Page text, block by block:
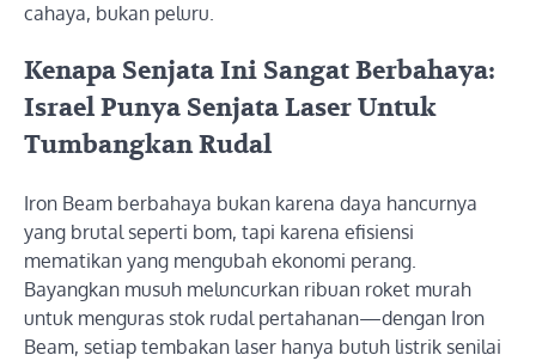
cahaya, bukan peluru.
Kenapa Senjata Ini Sangat Berbahaya:
Israel Punya Senjata Laser Untuk
Tumbangkan Rudal
Iron Beam berbahaya bukan karena daya hancurnya
yang brutal seperti bom, tapi karena efisiensi
mematikan yang mengubah ekonomi perang.
Bayangkan musuh meluncurkan ribuan roket murah
untuk menguras stok rudal pertahanan—dengan Iron
Beam, setiap tembakan laser hanya butuh listrik senilai